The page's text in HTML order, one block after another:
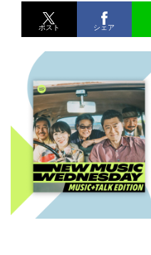
ポスト シェア